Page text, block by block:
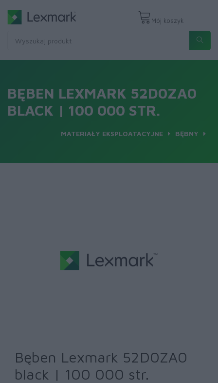
Mój koszyk
BĘBEN LEXMARK 52D0ZA0
BLACK | 100 000 STR.
MATERIAŁY EKSPLOATACYJNE BĘBNY
Bęben Lexmark 52D0ZA0
black | 100 000 str.